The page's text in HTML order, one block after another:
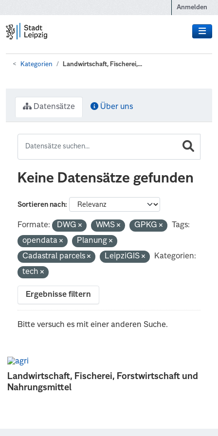
Anmelden
Kategorien Landwirtschaft, Fischerei,...
Landwirtschaft, Fischerei, Forstwirtschaft und
Nahrungsmittel
Datensätze Über uns
Keine Datensätze gefunden
Sortieren nach
Formate: DWG WMS GPKG
Tags:
opendata
Planung
Cadastral parcels
LeipziGIS
Kategorien:
tech
Ergebnisse filtern
Bitte versuch es mit einer anderen Suche.